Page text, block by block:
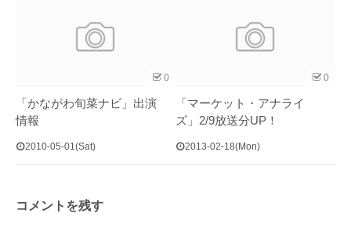
0
「かながわ旬菜ナビ」出演
情報
2010-05-01(Sat)
0
「マーケット・アナライ
ズ」2/9放送分UP！
2013-02-18(Mon)
コメントを残す